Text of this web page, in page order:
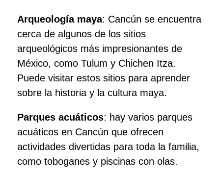
Arqueología maya: Cancún se encuentra
cerca de algunos de los sitios
arqueológicos más impresionantes de
México, como Tulum y Chichen Itza.
Puede visitar estos sitios para aprender
sobre la historia y la cultura maya.
Parques acuáticos: hay varios parques
acuáticos en Cancún que ofrecen
actividades divertidas para toda la familia,
como toboganes y piscinas con olas.